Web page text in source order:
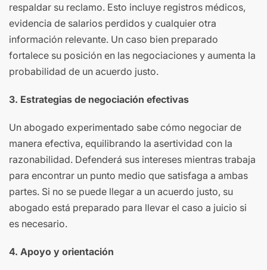
respaldar su reclamo. Esto incluye registros médicos,
evidencia de salarios perdidos y cualquier otra
información relevante. Un caso bien preparado
fortalece su posición en las negociaciones y aumenta la
probabilidad de un acuerdo justo.
3. Estrategias de negociación efectivas
Un abogado experimentado sabe cómo negociar de
manera efectiva, equilibrando la asertividad con la
razonabilidad. Defenderá sus intereses mientras trabaja
para encontrar un punto medio que satisfaga a ambas
partes. Si no se puede llegar a un acuerdo justo, su
abogado está preparado para llevar el caso a juicio si
es necesario.
4. Apoyo y orientación